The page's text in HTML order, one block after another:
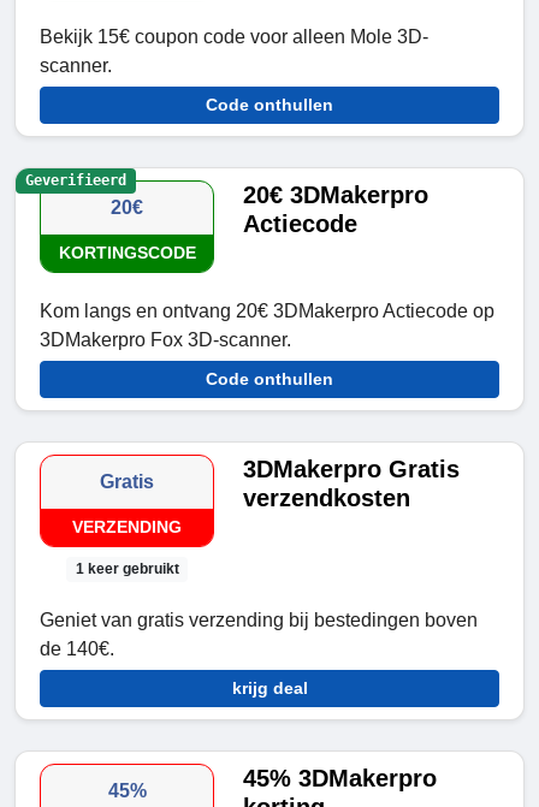
Bekijk 15€ coupon code voor alleen Mole 3D-
scanner.
Code onthullen
20€
KORTINGSCODE
20€ 3DMakerpro
Actiecode
Kom langs en ontvang 20€ 3DMakerpro Actiecode op
3DMakerpro Fox 3D-scanner.
Code onthullen
Geverifieerd
Gratis
VERZENDING
1 keer gebruikt
3DMakerpro Gratis
verzendkosten
Geniet van gratis verzending bij bestedingen boven
de 140€.
krijg deal
45%
45% 3DMakerpro